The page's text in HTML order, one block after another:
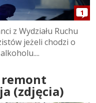
1
z Wydziału Ruchu
jeżeli chodzi o
remont
(zdjęcia)